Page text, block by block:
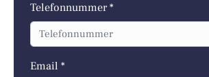
Telefonnummer *
Email *